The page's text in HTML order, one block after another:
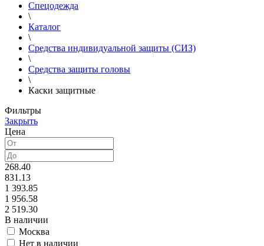
Спецодежда
\
Каталог
\
Средства индивидуальной защиты (СИЗ)
\
Средства защиты головы
\
Каски защитные
Фильтры
Закрыть
Цена
268.40
831.13
1 393.85
1 956.58
2 519.30
В наличии
Москва
Нет в наличии